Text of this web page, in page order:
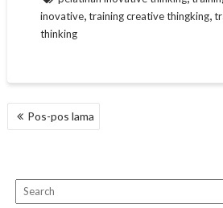
inovative,training creative thingking,
thinking
NAVIGASI
POS
Pos-pos lama